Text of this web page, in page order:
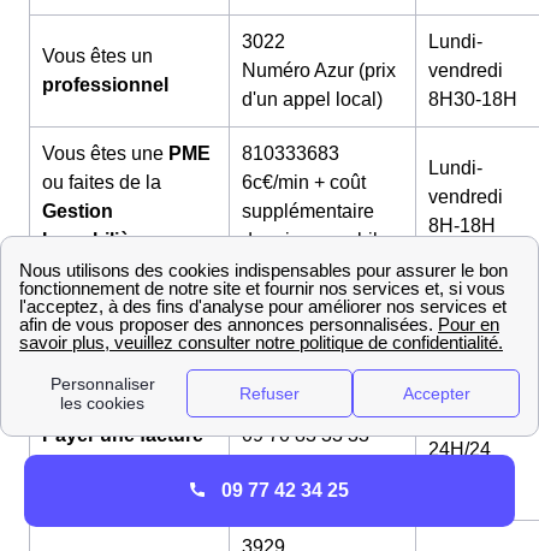
Vous êtes un
professionnel
3022
Numéro Azur (prix
d'un appel local)
Lundi-
vendredi
8H30-18H
Vous êtes une PME
ou faites de la
Gestion
Immobilière
810333683
6c€/min + coût
supplémentaire
depuis un mobile
Lundi-
vendredi
8H-18H
Vous êtes unGrand
Compte
820144005
6c€/min + coût
supplémentaire
depuis un mobile
Lundi-
vendredi
8H-17H
Payer une facture
09 70 83 33 33
vert)
24H/24
09 77 42 34 25